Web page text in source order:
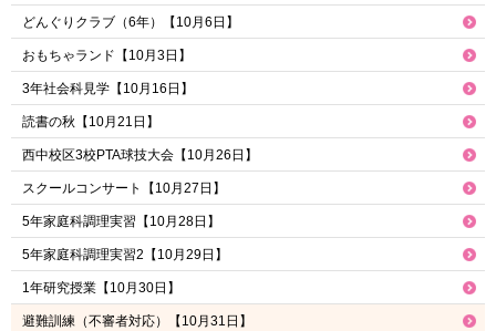
どんぐりクラブ（6年）【10月6日】
おもちゃランド【10月3日】
3年社会科見学【10月16日】
読書の秋【10月21日】
西中校区3校PTA球技大会【10月26日】
スクールコンサート【10月27日】
5年家庭科調理実習【10月28日】
5年家庭科調理実習2【10月29日】
1年研究授業【10月30日】
避難訓練（不審者対応）【10月31日】